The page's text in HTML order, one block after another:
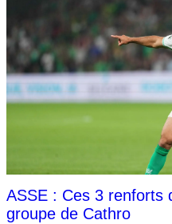
ASSE : Ces 3 renforts
groupe de Cathro